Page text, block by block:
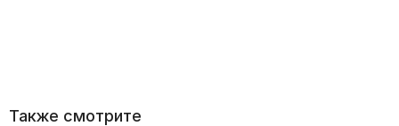
Также смотрите